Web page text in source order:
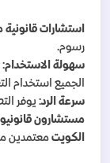
استشارات قانونية
رسوم.
سهولة الاستخدام:
الجميع استخدام
سرعة الرد: يوفر
مستشارون
الكويت معتمدين